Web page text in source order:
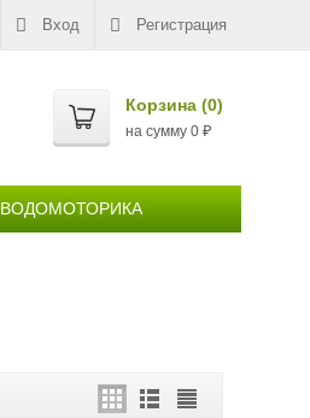
Вход Регистрация
Корзина (0)
на сумму 0 ₽
ВОДОМОТОРИКА